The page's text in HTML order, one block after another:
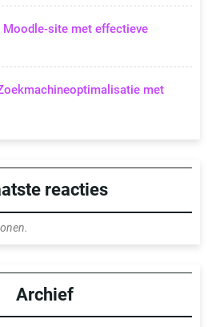
Moodle-site met effectieve
met
reacties
Archief